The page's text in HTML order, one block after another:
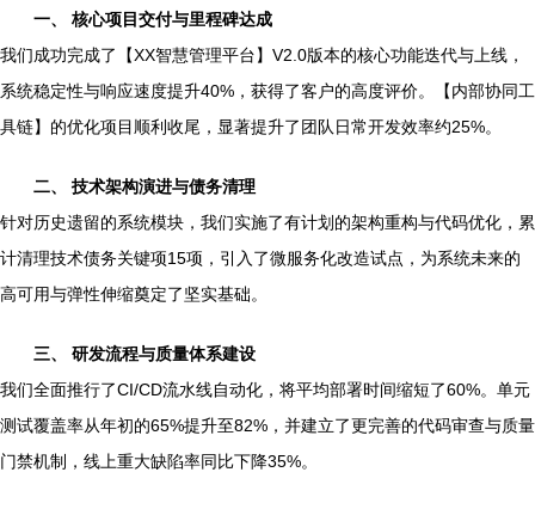
一、 核心项目交付与里程碑达成
我们成功完成了【XX智慧管理平台】V2.0版本的核心功能迭代与上线，
系统稳定性与响应速度提升40%，获得了客户的高度评价。【内部协同工
具链】的优化项目顺利收尾，显著提升了团队日常开发效率约25%。
二、 技术架构演进与债务清理
针对历史遗留的系统模块，我们实施了有计划的架构重构与代码优化，累
计清理技术债务关键项15项，引入了微服务化改造试点，为系统未来的
高可用与弹性伸缩奠定了坚实基础。
三、 研发流程与质量体系建设
我们全面推行了CI/CD流水线自动化，将平均部署时间缩短了60%。单元
测试覆盖率从年初的65%提升至82%，并建立了更完善的代码审查与质量
门禁机制，线上重大缺陷率同比下降35%。